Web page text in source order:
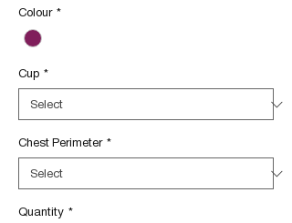
Colour *
Cup *
Chest Perimeter *
Quantity *